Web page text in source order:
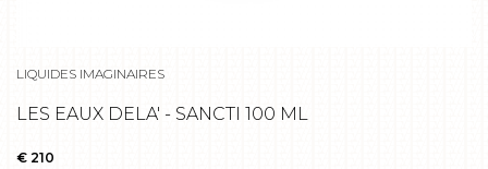
LIQUIDES IMAGINAIRES
LES EAUX DELA' - SANCTI 100 ML
€ 210